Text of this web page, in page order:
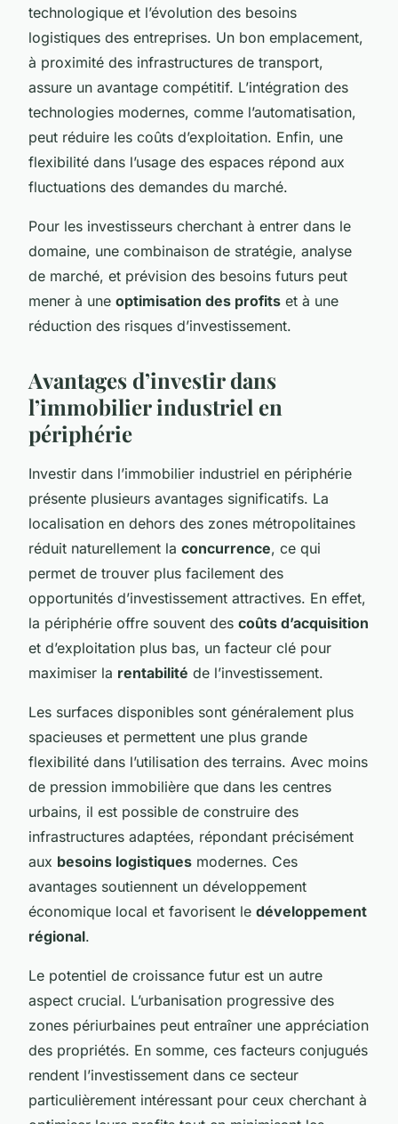
technologique et l’évolution des besoins
logistiques des entreprises. Un bon emplacement,
à proximité des infrastructures de transport,
assure un avantage compétitif. L’intégration des
technologies modernes, comme l’automatisation,
peut réduire les coûts d’exploitation. Enfin, une
flexibilité dans l’usage des espaces répond aux
fluctuations des demandes du marché.
Pour les investisseurs cherchant à entrer dans le
domaine, une combinaison de stratégie, analyse
de marché, et prévision des besoins futurs peut
mener à une optimisation des profits et à une
réduction des risques d’investissement.
Avantages d’investir dans
l’immobilier industriel en
périphérie
Investir dans l’immobilier industriel en périphérie
présente plusieurs avantages significatifs. La
localisation en dehors des zones métropolitaines
réduit naturellement la concurrence, ce qui
permet de trouver plus facilement des
opportunités d’investissement attractives. En effet,
la périphérie offre souvent des coûts d’acquisition
et d’exploitation plus bas, un facteur clé pour
maximiser la rentabilité de l’investissement.
Les surfaces disponibles sont généralement plus
spacieuses et permettent une plus grande
flexibilité dans l’utilisation des terrains. Avec moins
de pression immobilière que dans les centres
urbains, il est possible de construire des
infrastructures adaptées, répondant précisément
aux besoins logistiques modernes. Ces
avantages soutiennent un développement
économique local et favorisent le développement
régional.
Le potentiel de croissance futur est un autre
aspect crucial. L’urbanisation progressive des
zones périurbaines peut entraîner une appréciation
des propriétés. En somme, ces facteurs conjugués
rendent l’investissement dans ce secteur
particulièrement intéressant pour ceux cherchant à